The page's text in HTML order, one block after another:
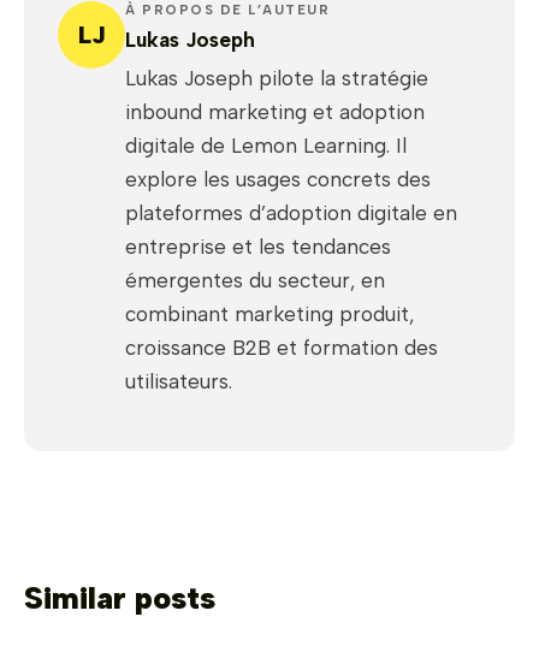
LJ
À PROPOS DE L’AUTEUR
Lukas Joseph
Lukas Joseph pilote la stratégie
inbound marketing et adoption
digitale de Lemon Learning. Il
explore les usages concrets des
plateformes d’adoption digitale en
entreprise et les tendances
émergentes du secteur, en
combinant marketing produit,
croissance B2B et formation des
utilisateurs.
Similar posts